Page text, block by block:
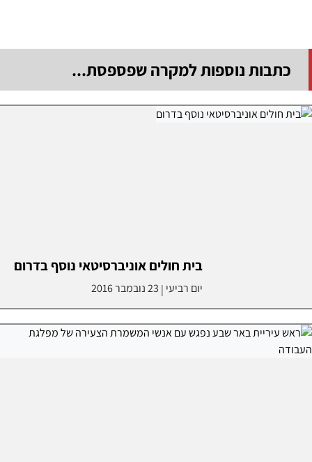
כתבות נוספות למקרה שפספסת...
בית חולים אוניברסיטאי נוסף בדרום
יום רביעי | 23 נובמבר 2016